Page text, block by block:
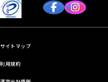
サイトマップ
利用規約